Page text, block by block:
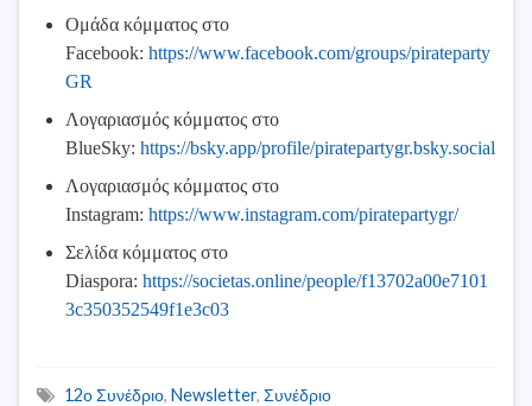
Ομάδα κόμματος στο
Facebook: https://www.facebook.com/groups/pirateparty
GR
Λογαριασμός κόμματος στο
BlueSky: https://bsky.app/profile/piratepartygr.bsky.social
Λογαριασμός κόμματος στο
Instagram: https://www.instagram.com/piratepartygr/
Σελίδα κόμματος στο
Diaspora: https://societas.online/people/f13702a00e7101
3c350352549f1e3c03
12ο Συνέδριο, Newsletter, Συνέδριο